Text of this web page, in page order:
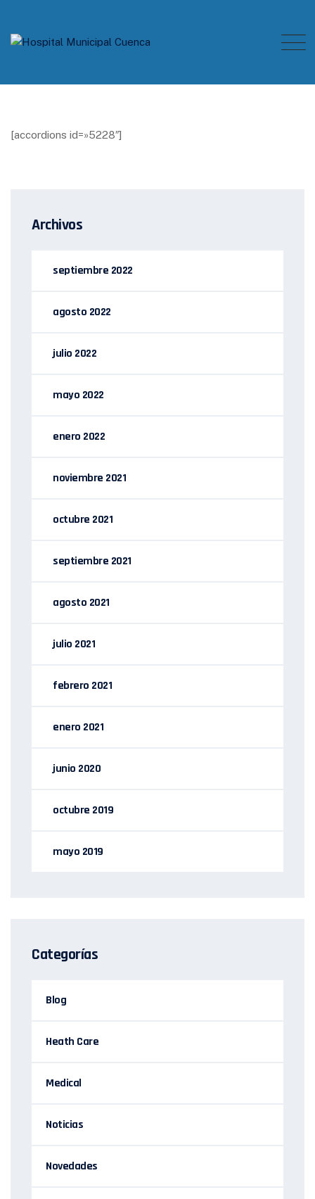
content
[accordions id=»5228″]
Archivos
septiembre 2022
agosto 2022
julio 2022
mayo 2022
enero 2022
noviembre 2021
octubre 2021
septiembre 2021
agosto 2021
julio 2021
febrero 2021
enero 2021
junio 2020
octubre 2019
mayo 2019
Categorías
Blog
Heath Care
Medical
Noticias
Novedades